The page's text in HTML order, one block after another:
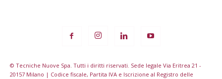
© Tecniche Nuove Spa. Tutti i diritti riservati. Sede legale Via Eritrea 21 -
20157 Milano | Codice fiscale, Partita IVA e Iscrizione al Registro delle